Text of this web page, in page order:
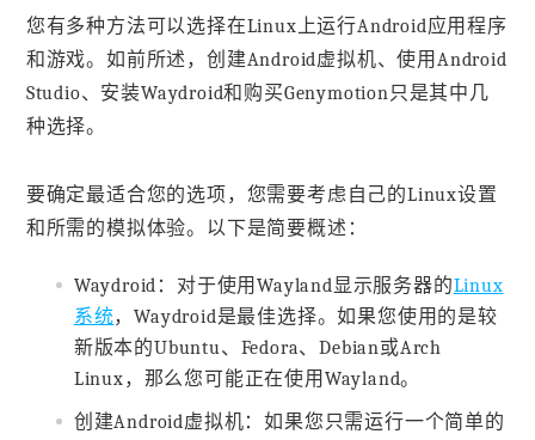
您有多种方法可以选择在Linux上运行Android应用程序
和游戏。如前所述，创建Android虚拟机、使用Android
Studio、安装Waydroid和购买Genymotion只是其中几
种选择。
要确定最适合您的选项，您需要考虑自己的Linux设置
和所需的模拟体验。以下是简要概述：
Waydroid：对于使用Wayland显示服务器的Linux
系统，Waydroid是最佳选择。如果您使用的是较
新版本的Ubuntu、Fedora、Debian或Arch
Linux，那么您可能正在使用Wayland。
创建Android虚拟机：如果您只需运行一个简单的